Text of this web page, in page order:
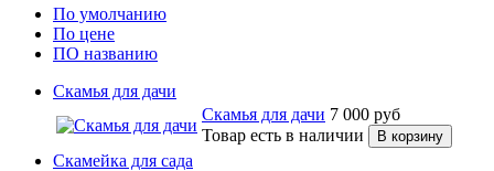
По умолчанию
По цене
ПО названию
Скамья для дачи
Скамья для дачи 7 000 руб
Товар есть в наличии
Скамейка для сада